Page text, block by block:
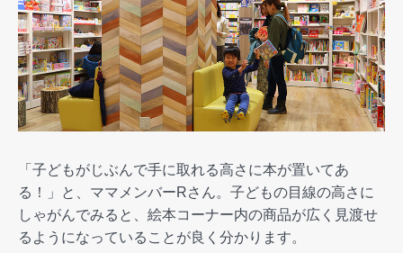
「子どもがじぶんで手に取れる高さに本が置いてあ
る！」と、ママメンバーRさん。子どもの目線の高さに
しゃがんでみると、絵本コーナー内の商品が広く見渡せ
るようになっていることが良く分かります。